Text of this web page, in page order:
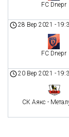
FC Dnepr
28 Вер 2021 -
FC Dnepr
20 Вер 2021 -
СК Аякс -